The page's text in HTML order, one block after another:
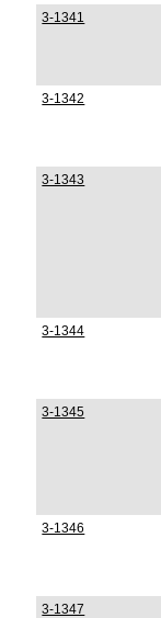
3-1341
3-1342
3-1343
3-1344
3-1345
3-1346
3-1347